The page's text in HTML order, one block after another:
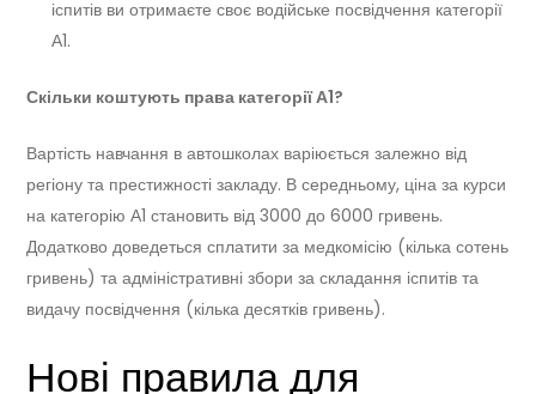
іспитів ви отримаєте своє водійське посвідчення категорії
А1.
Скільки коштують права категорії А1?
Вартість навчання в автошколах варіюється залежно від
регіону та престижності закладу. В середньому, ціна за курси
на категорію А1 становить від 3000 до 6000 гривень.
Додатково доведеться сплатити за медкомісію (кілька сотень
гривень) та адміністративні збори за складання іспитів та
видачу посвідчення (кілька десятків гривень).
Нові правила для